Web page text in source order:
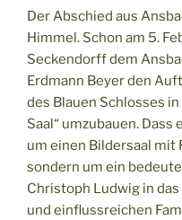
Der Abschied aus
Himmel. Schon am 5.
Seckendorff dem
Erdmann Beyer den
des Blauen Schlosses
Saal“ umzubauen.
um einen Bildersaal mit
sondern um ein
Christoph Ludwig in
und einflussreichen